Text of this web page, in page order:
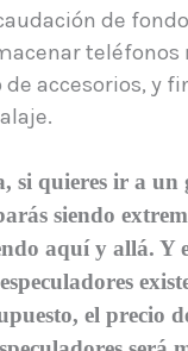
de
teléfonos
accesorios, y
si quieres ir a un
siendo
aquí y allá. Y
el precio